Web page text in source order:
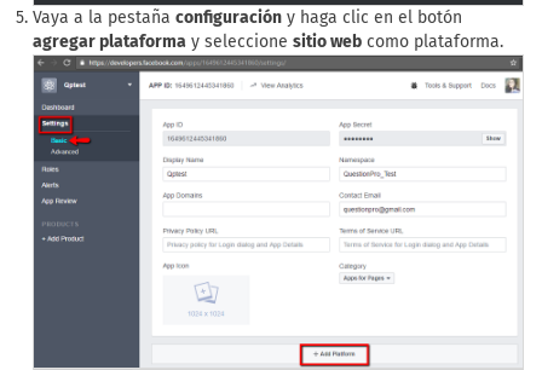
Vaya a la pestaña configuración y haga clic en el botón
agregar plataforma y seleccione sitio web como plataforma.